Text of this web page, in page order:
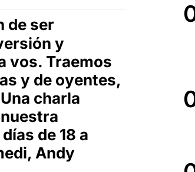
de ser
y
vos. Traemos
y de oyentes,
charla
de 18 a
Andy